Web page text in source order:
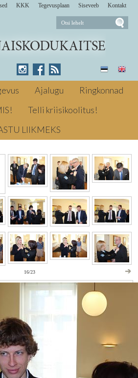
KKK Tegevusplaan Siseveeb Kontakt
au! 2017
Ajalugu
Ringkonnad
Telli kriisikoolitus!
LIIKMEKS
16/23